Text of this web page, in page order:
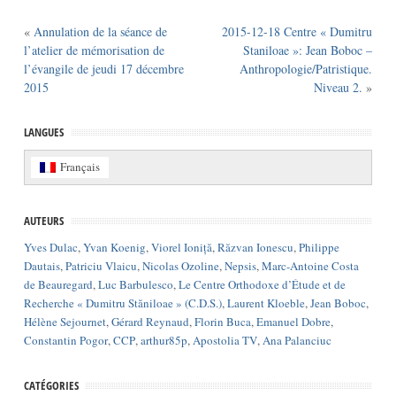
« Annulation de la séance de
l’atelier de mémorisation de
l’évangile de jeudi 17 décembre
2015
2015-12-18 Centre « Dumitru
Staniloae »: Jean Boboc –
Anthropologie/Patristique.
Niveau 2. »
LANGUES
Français
AUTEURS
Yves Dulac,Yvan Koenig,Viorel Ioniță,Răzvan Ionescu,Philippe
Dautais,Patriciu Vlaicu,Nicolas Ozoline,Nepsis,Marc-Antoine Costa
de Beauregard,Luc Barbulesco,Le Centre Orthodoxe d’Étude et de
Recherche « Dumitru Stăniloae » (C.D.S.),Laurent Kloeble,Jean Boboc,
Hélène Sejournet,Gérard Reynaud,Florin Buca,Emanuel Dobre,
Constantin Pogor,CCP,arthur85p,Apostolia TV,Ana Palanciuc
CATÉGORIES